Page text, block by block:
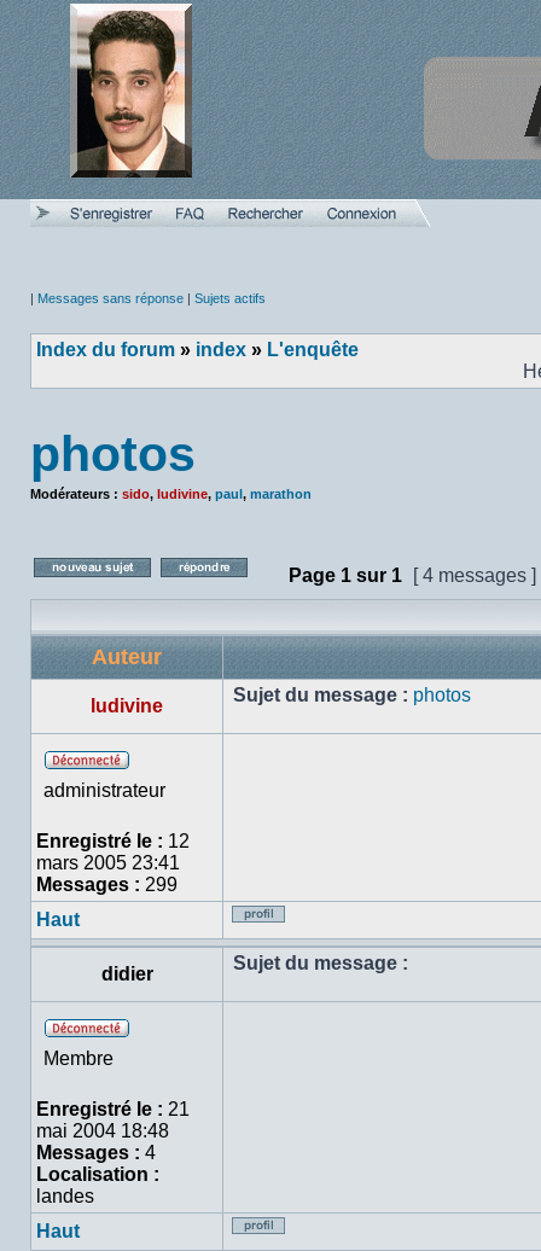
| Messages sans réponse | Sujets actifs
Index du forum » index » L'enquête
photos
Modérateurs : sido, ludivine, paul, marathon
Poster un nouveau sujetRépondre au sujet
Page 1 sur 1 [ 4 messages ]
Auteur
ludivine
Sujet du message : photos
Hors
ligne
administrateur
Enregistré le : 12
mars 2005 23:41
Messages : 299
Haut
Profil
didier
Sujet du message :
Membre
Enregistré le : 21
mai 2004 18:48
Messages : 4
Localisation :
landes
Haut